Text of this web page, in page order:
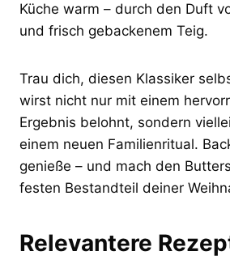
Küche warm – durch den Duft
und frisch gebackenem Teig.
Trau dich, diesen Klassiker
wirst nicht nur mit einem
Ergebnis belohnt, sondern
einem neuen Familienritual.
genieße – und mach den
festen Bestandteil deiner
Relevantere